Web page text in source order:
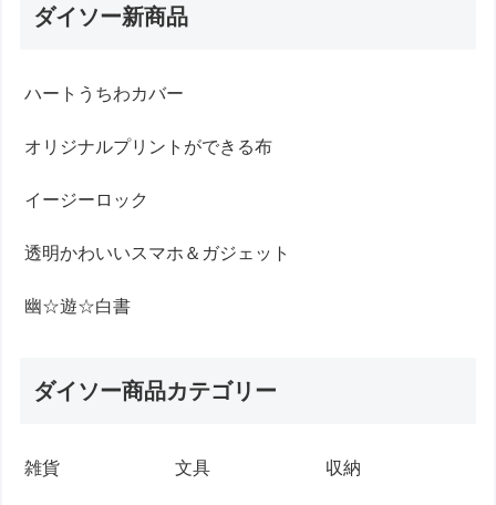
ダイソー新商品
ハートうちわカバー
オリジナルプリントができる布
イージーロック
透明かわいいスマホ＆ガジェット
幽☆遊☆白書
ダイソー商品カテゴリー
雑貨 文具 収納